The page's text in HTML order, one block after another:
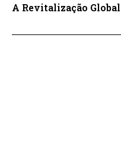
A Revitalização